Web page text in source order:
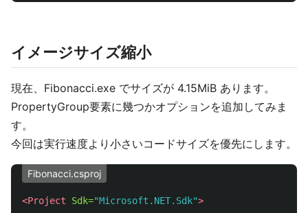
イメージサイズ縮小
現在、Fibonacci.exe でサイズが 4.15MiB あります。
PropertyGroup要素に幾つかオプションを追加してみま
す。
今回は実行速度より小さいコードサイズを優先にします。
Fibonacci.csproj
<Project Sdk="Microsoft.NET.Sdk">